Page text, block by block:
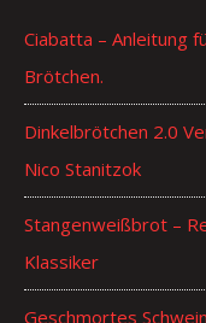
Ciabatta – Anleitung
Brötchen.
Dinkelbrötchen 2.0
Nico Stanitzok
Stangenweißbrot –
Klassiker
Geschmortes